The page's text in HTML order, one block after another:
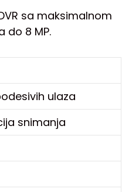
sa maksimalnom
do 8 MP.
ulaza
snimanja